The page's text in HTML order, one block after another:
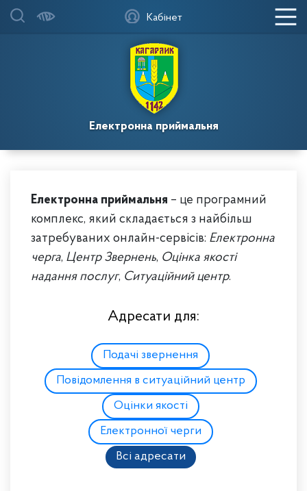
Електронна приймальня
Кабінет
Електронна приймальня – це програмний
комплекс, який складається з найбільш
затребуваних онлайн-сервісів: Електронна
черга, Центр Звернень, Оцінка якості
надання послуг, Ситуаційний центр.
Адресати для:
Подачі звернення
Повідомлення в ситуаційний центр
Оцінки якості
Електронної черги
Всі адресати